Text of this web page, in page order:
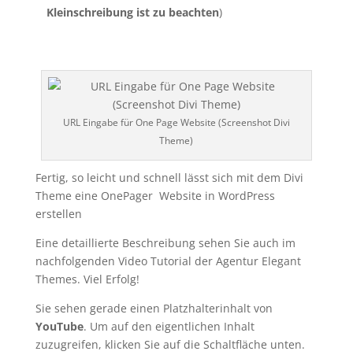
Kleinschreibung ist zu beachten)
URL Eingabe für One Page Website (Screenshot Divi
Theme)
Fertig, so leicht und schnell lässt sich mit dem Divi
Theme eine OnePager Website in WordPress
erstellen
Eine detaillierte Beschreibung sehen Sie auch im
nachfolgenden Video Tutorial der Agentur Elegant
Themes. Viel Erfolg!
Sie sehen gerade einen Platzhalterinhalt von
YouTube. Um auf den eigentlichen Inhalt
zuzugreifen, klicken Sie auf die Schaltfläche unten.